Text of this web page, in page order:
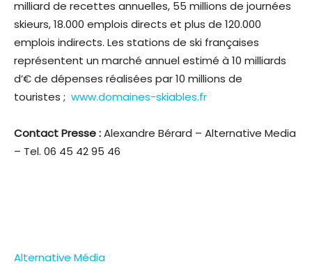
milliard de recettes annuelles, 55 millions de journées
skieurs, 18.000 emplois directs et plus de 120.000
emplois indirects. Les stations de ski françaises
représentent un marché annuel estimé à 10 milliards
d’€ de dépenses réalisées par 10 millions de
touristes ; www.domaines-skiables.fr
Contact Presse :Alexandre Bérard – Alternative Media
– Tel. 06 45 42 95 46
Alternative Média